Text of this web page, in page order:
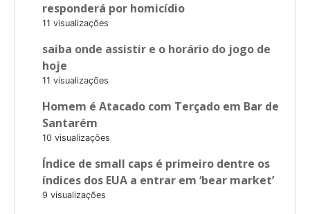
responderá por homicídio
11 visualizações
saiba onde assistir e o horário do jogo de
hoje
11 visualizações
Homem é Atacado com Terçado em Bar de
Santarém
10 visualizações
Índice de small caps é primeiro dentre os
índices dos EUA a entrar em ‘bear market’
9 visualizações